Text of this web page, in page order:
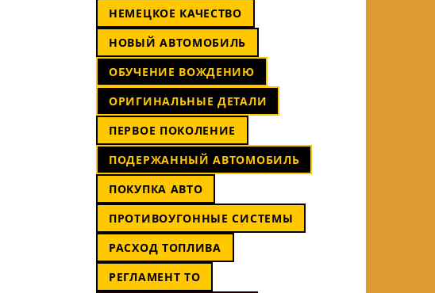
НЕМЕЦКОЕ КАЧЕСТВО
НОВЫЙ АВТОМОБИЛЬ
ОБУЧЕНИЕ ВОЖДЕНИЮ
ОРИГИНАЛЬНЫЕ ДЕТАЛИ
ПЕРВОЕ ПОКОЛЕНИЕ
ПОДЕРЖАННЫЙ АВТОМОБИЛЬ
ПОКУПКА АВТО
ПРОТИВОУГОННЫЕ СИСТЕМЫ
РАСХОД ТОПЛИВА
РЕГЛАМЕНТ ТО